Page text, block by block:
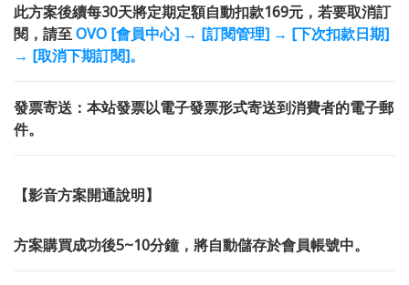
此方案後續每30天將定期定額自動扣款169元，若要取消訂
閱，請至OVO [會員中心] → [訂閱管理] → [下次扣款日期]
→ [取消下期訂閱]。
發票寄送：本站發票以電子發票形式寄送到消費者的電子郵
件。
【影音方案開通說明】
方案購買成功後5~10分鐘，將自動儲存於會員帳號中。